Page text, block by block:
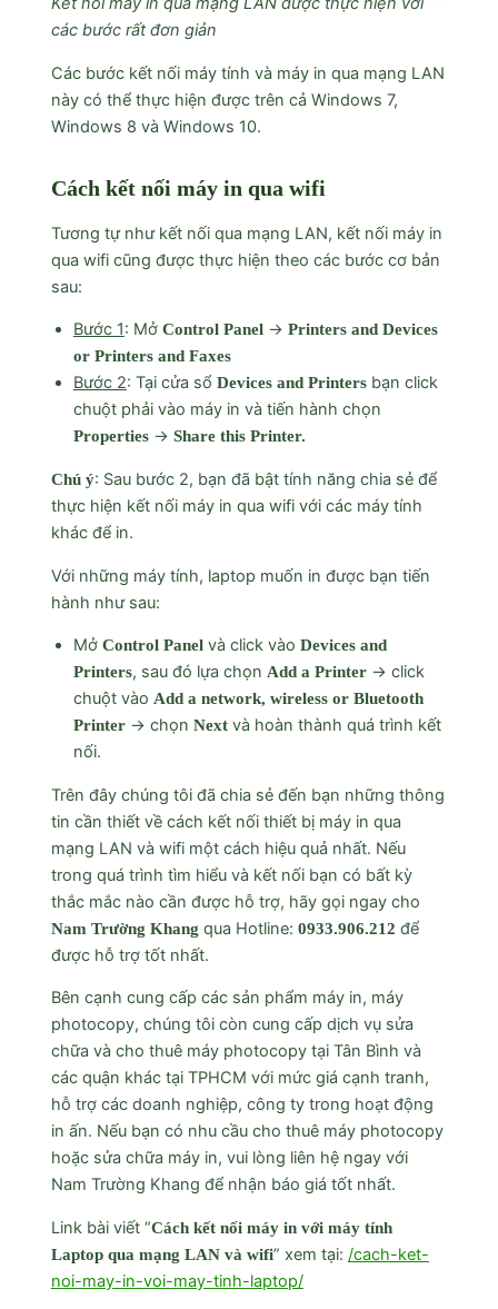
các bước rất đơn giản
Các bước kết nối máy tính và máy in qua mạng LAN
này có thể thực hiện được trên cả Windows 7,
Windows 8 và Windows 10.
Cách kết nối máy in qua wifi
Tương tự như kết nối qua mạng LAN, kết nối máy in
qua wifi cũng được thực hiện theo các bước cơ bản
sau:
Bước 1: Mở Control Panel→ Printers and Devices
or Printers and Faxes
Bước 2: Tại cửa sổ Devices and Printersbạn click
chuột phải vào máy in và tiến hành chọn
Properties→ Share this Printer.
Chú ý: Sau bước 2, bạn đã bật tính năng chia sẻ để
thực hiện kết nối máy in qua wifi với các máy tính
khác để in.
Với những máy tính, laptop muốn in được bạn tiến
hành như sau:
Mở Control Panel và click vào Devices and
Printers, sau đó lựa chọn Add a Printer→ click
chuột vào Add a network, wireless or Bluetooth
Printer→ chọn Nextvà hoàn thành quá trình kết
nối.
Trên đây chúng tôi đã chia sẻ đến bạn những thông
tin cần thiết về cách kết nối thiết bị máy in qua
mạng LAN và wifi một cách hiệu quả nhất. Nếu
trong quá trình tìm hiểu và kết nối bạn có bất kỳ
thắc mắc nào cần được hỗ trợ, hãy gọi ngay cho
Nam Trường Khang qua Hotline: 0933.906.212 để
được hỗ trợ tốt nhất.
Bên cạnh cung cấp các sản phẩm máy in, máy
photocopy, chúng tôi còn cung cấp dịch vụ sửa
chữa và cho thuê máy photocopy tại Tân Bình và
các quận khác tại TPHCM với mức giá cạnh tranh,
hỗ trợ các doanh nghiệp, công ty trong hoạt động
in ấn. Nếu bạn có nhu cầu cho thuê máy photocopy
hoặc sửa chữa máy in, vui lòng liên hệ ngay với
Nam Trường Khang để nhận báo giá tốt nhất.
Link bài viết “Cách kết nối máy in với máy tính
Laptop qua mạng LAN và wifi” xem tại: /cach-ket-
noi-may-in-voi-may-tinh-laptop/